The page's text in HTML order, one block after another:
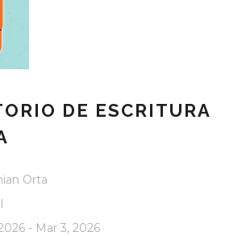
DE ESCRITURA
Orta
- Mar 3, 2026